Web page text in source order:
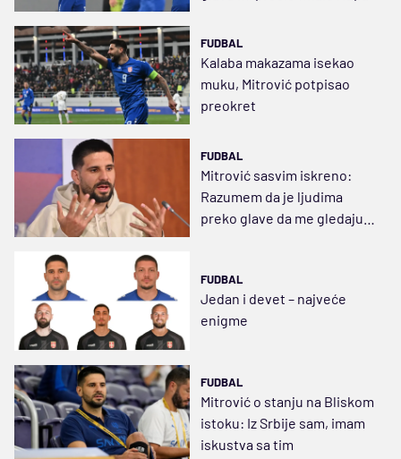
FUDBAL
Kalaba makazama isekao
muku, Mitrović potpisao
preokret
FUDBAL
Mitrović sasvim iskreno:
Razumem da je ljudima
preko glave da me gledaju,
FUDBAL
Jedan i devet – najveće
enigme
FUDBAL
Mitrović o stanju na Bliskom
istoku: Iz Srbije sam, imam
iskustva sa tim